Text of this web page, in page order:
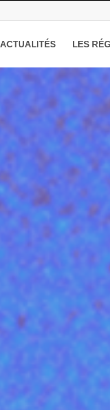
ACTUALITÉS LES